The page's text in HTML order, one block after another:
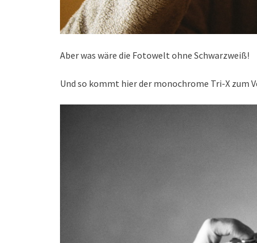
Aber was wäre die Fotowelt ohne Schwarzweiß!
Und so kommt hier der monochrome Tri-X zum